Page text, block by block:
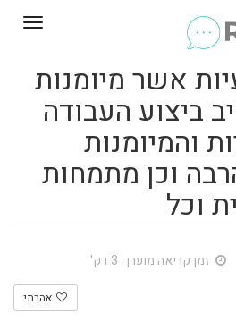
אשר מיומנות
ביצוע העבודה
והמיומנות
וכן מתמחות
וכל
זמן קריאה מוערך: 3 דק'
אהבתי